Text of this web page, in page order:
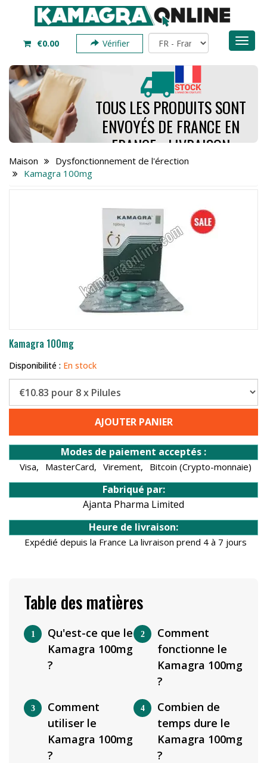
€0.00 Vérifier
TOUS LES PRODUITS SONT
ENVOYÉS DE FRANCE EN
FRANCE - LIVRAISON
PREND SEULEMENT 4 À 7
MAINTENANT
Maison
Dysfonctionnement de l'érection
Kamagra 100mg
Kamagra 100mg
Disponibilité : En stock
AJOUTER PANIER
Modes de paiement acceptés :
Visa, MasterCard, Virement, Bitcoin (Crypto-monnaie)
Fabriqué par:
Ajanta Pharma Limited
Heure de livraison:
Expédié depuis la France La livraison prend 4 à 7 jours
Table des matières
Qu'est-ce que le
Kamagra 100mg
?
Comment
fonctionne le
Kamagra 100mg
?
Comment
utiliser le
Kamagra 100mg
?
Combien de
temps dure le
Kamagra 100mg
?